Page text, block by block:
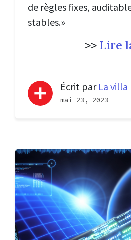
de règles fixes,
stables.»
>> Lire
Écrit par La villa
mai 23, 2023